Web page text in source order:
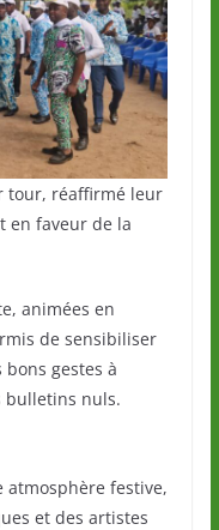
tour, réaffirmé leur
en faveur de la
animées en
de sensibiliser
gestes à
bulletins nuls.
atmosphère festive,
et des artistes